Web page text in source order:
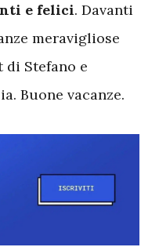
e felici. Davanti
meravigliose
Stefano e
Buone vacanze.